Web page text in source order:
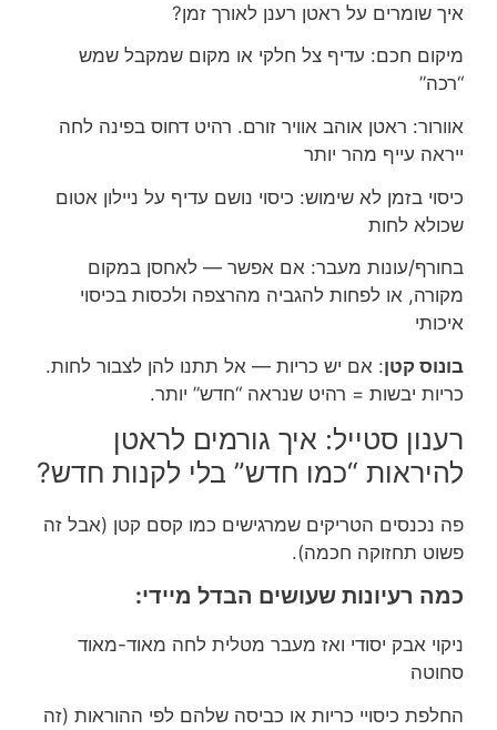
איך שומרים על ראטן רענן לאורך זמן?
מיקום חכם: עדיף צל חלקי או מקום שמקבל שמש
“רכה”
אוורור: ראטן אוהב אוויר זורם. רהיט דחוס בפינה לחה
ייראה עייף מהר יותר
כיסוי בזמן לא שימוש: כיסוי נושם עדיף על ניילון אטום
שכולא לחות
בחורף/עונות מעבר: אם אפשר — לאחסן במקום
מקורה, או לפחות להגביה מהרצפה ולכסות בכיסוי
איכותי
בונוס קטן: אם יש כריות — אל תתנו להן לצבור לחות.
כריות יבשות = רהיט שנראה “חדש” יותר.
רענון סטייל: איך גורמים לראטן
להיראות “כמו חדש” בלי לקנות חדש?
פה נכנסים הטריקים שמרגישים כמו קסם קטן (אבל זה
פשוט תחזוקה חכמה).
כמה רעיונות שעושים הבדל מיידי:
ניקוי אבק יסודי ואז מעבר מטלית לחה מאוד-מאוד
סחוטה
החלפת כיסויי כריות או כביסה שלהם לפי ההוראות (זה